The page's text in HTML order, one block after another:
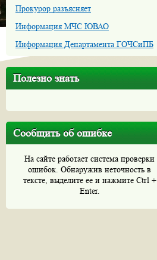
Прокурор разъясняет
Информация МЧС ЮВАО
Информация Департамента ГОЧСиПБ
Полезно знать
Сообщить об ошибке
На сайте работает система проверки
ошибок. Обнаружив неточность в
тексте, выделите ее и нажмите Ctrl +
Enter.